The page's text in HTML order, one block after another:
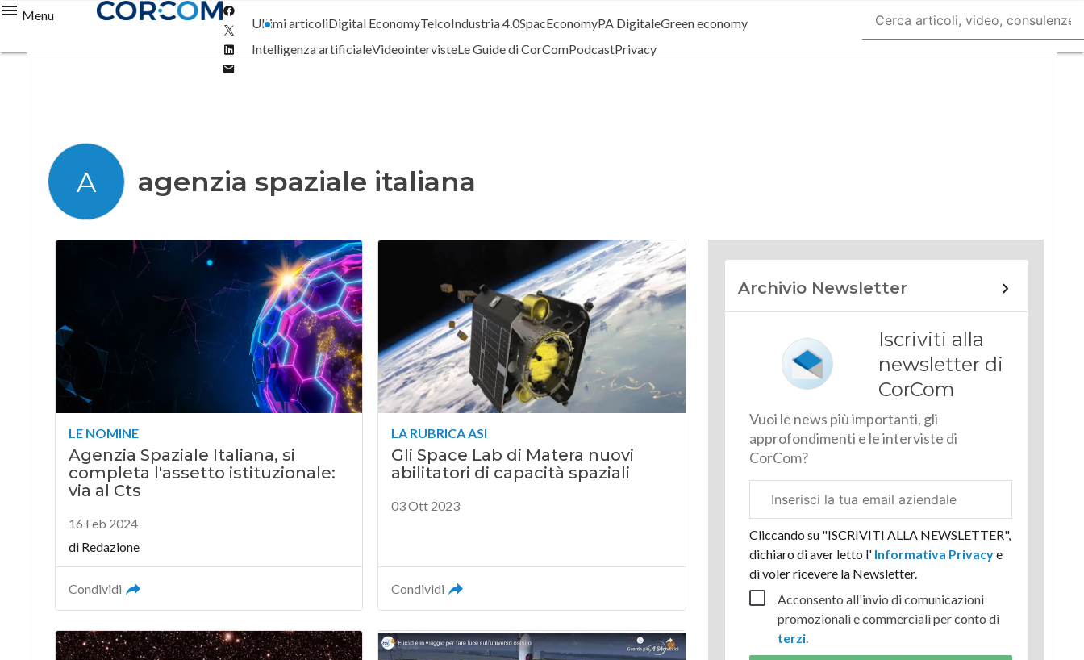
Menu
Twitter
Linkedin
Ultimi articoliDigital EconomyTelcoIndustria 4.0SpacEconomyPA DigitaleGreen economy
Intelligenza artificialeVideointervisteLe Guide di CorComPodcastPrivacy
A agenzia spaziale italiana
LE NOMINE
Agenzia Spaziale Italiana, si
completa l'assetto istituzionale:
via al Cts
16 Feb 2024
di Redazione
Condividi
LA RUBRICA ASI
Gli Space Lab di Matera nuovi
abilitatori di capacità spaziali
03 Ott 2023
Condividi
Archivio Newsletter
Iscriviti alla
newsletter di
CorCom
Vuoi le news più importanti, gli
approfondimenti e le interviste di
CorCom?
aziendale
Cliccando su "ISCRIVITI ALLA NEWSLETTER",
dichiaro di aver letto l'Informativa Privacye
di voler ricevere la Newsletter.
Acconsento all'invio di comunicazioni
promozionali e commerciali per conto di
terzi.